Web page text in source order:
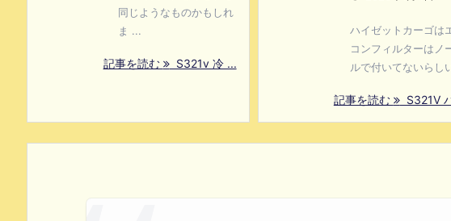
同じようなものかもしれ
ま ...
記事を読む S321v 冷 ...
ハイゼットカーゴは
コンフィルターはノ
ルで付いてないらし
記事を読む S321V